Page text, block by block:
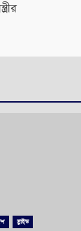
স্লাইড